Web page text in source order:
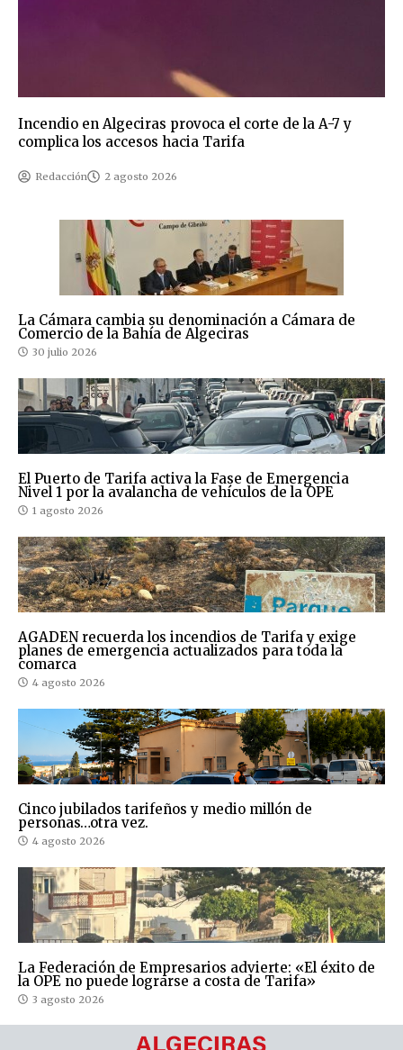
Incendio en Algeciras provoca el corte de la A-7 y
complica los accesos hacia Tarifa
Redacción 2 agosto 2026
La Cámara cambia su denominación a Cámara de
Comercio de la Bahía de Algeciras
30 julio 2026
El Puerto de Tarifa activa la Fase de Emergencia
Nivel 1 por la avalancha de vehículos de la OPE
1 agosto 2026
AGADEN recuerda los incendios de Tarifa y exige
planes de emergencia actualizados para toda la
comarca
4 agosto 2026
Cinco jubilados tarifeños y medio millón de
personas…otra vez.
4 agosto 2026
La Federación de Empresarios advierte: «El éxito de
la OPE no puede lograrse a costa de Tarifa»
3 agosto 2026